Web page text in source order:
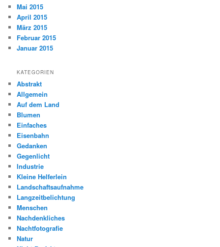
Mai 2015
April 2015
März 2015
Februar 2015
Januar 2015
KATEGORIEN
Abstrakt
Allgemein
Auf dem Land
Blumen
Einfaches
Eisenbahn
Gedanken
Gegenlicht
Industrie
Kleine Helferlein
Landschaftsaufnahme
Langzeitbelichtung
Menschen
Nachdenkliches
Nachtfotografie
Natur